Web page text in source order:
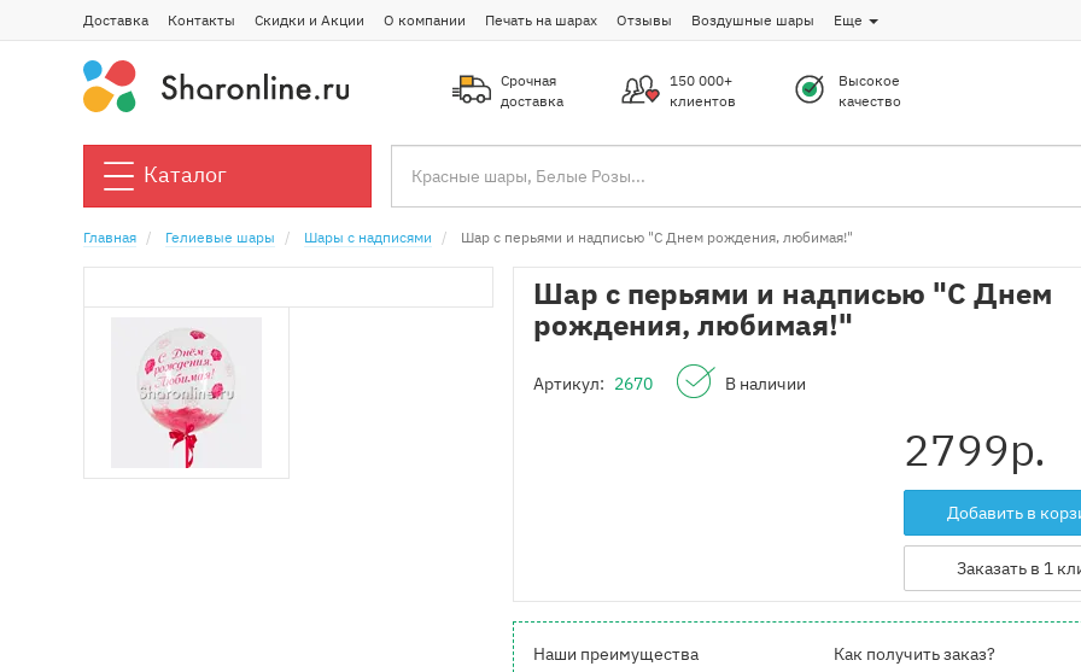
Доставка Контакты Скидки и Акции О компании Печать на шарах Отзывы Воздушные шары Еще
Срочная
доставка
150 000+
клиентов
Высокое
качество
Каталог
Главная Гелиевые шары Шары с надписями Шар с перьями и надписью "С Днем рождения, любимая!"
Шар с перьями и надписью "С Днем
рождения, любимая!"
Артикул: 2670 В наличии
2799р.
Добавить в
Заказать в 1
Наши преимущества Как получить заказ?